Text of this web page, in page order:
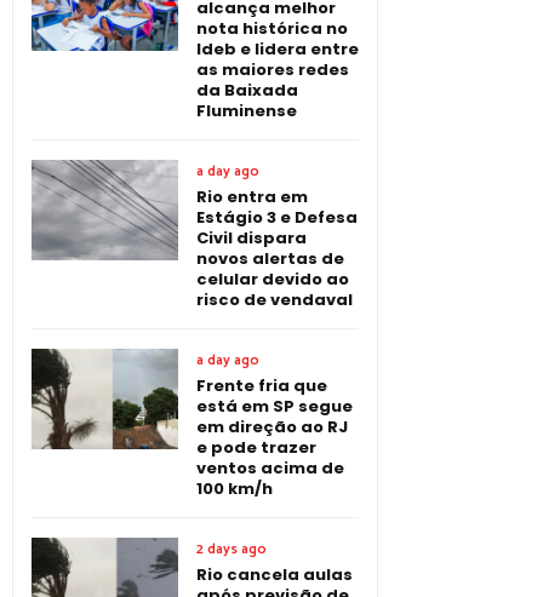
alcança melhor
nota histórica no
Ideb e lidera entre
as maiores redes
da Baixada
Fluminense
a day ago
Rio entra em
Estágio 3 e Defesa
Civil dispara
novos alertas de
celular devido ao
risco de vendaval
a day ago
Frente fria que
está em SP segue
em direção ao RJ
e pode trazer
ventos acima de
100 km/h
2 days ago
Rio cancela aulas